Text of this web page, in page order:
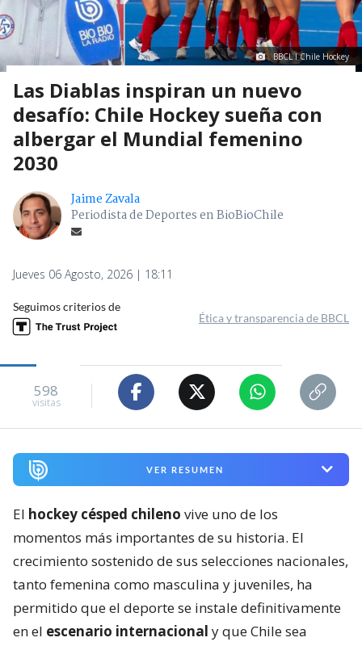
BBCL I Chile Hockey
Las Diablas inspiran un nuevo
desafío: Chile Hockey sueña con
albergar el Mundial femenino
2030
Jaime Zavala
Periodista de Deportes en BioBioChile
Jueves 06 Agosto, 2026 | 18:11
Seguimos criterios de
Ética y transparencia de BBCL
598
visitas
VER RESUMEN
El hockey césped chileno vive uno de los
momentos más importantes de su historia. El
crecimiento sostenido de sus selecciones nacionales,
tanto femenina como masculina y juveniles, ha
permitido que el deporte se instale definitivamente
en el escenario internacional y que Chile sea